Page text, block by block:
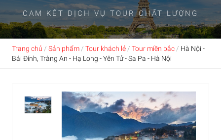
CAM KẾT DỊCH VỤ TOUR CHẤT LƯỢNG
Trang chủ / Sản phẩm/ Tour khách lẻ/ Tour miền bắc/ Hà Nội -
Bái Đính, Tràng An - Hạ Long - Yên Tử - Sa Pa - Hà Nội